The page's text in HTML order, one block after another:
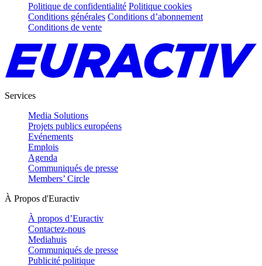
Politique de confidentialité Politique cookies
Conditions générales Conditions d’abonnement
Conditions de vente
Services
Media Solutions
Projets publics européens
Evénements
Emplois
Agenda
Communiqués de presse
Members’ Circle
À Propos d'Euractiv
À propos d’Euractiv
Contactez-nous
Mediahuis
Communiqués de presse
Publicité politique